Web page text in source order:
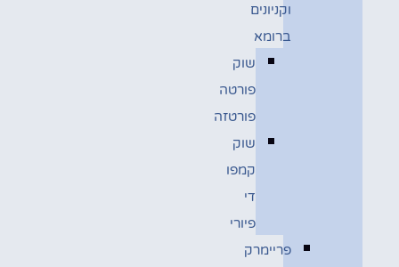
וקניונים
ברומא
שוק
פורטה
פורטזה
שוק
קמפו
די
פיורי
פריימרק